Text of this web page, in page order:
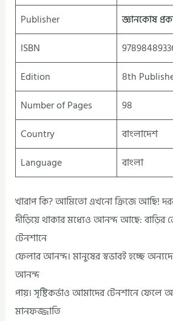
Publisher
জ্ঞানকোষ
ISBN
Edition
8th
Number of Pages
98
Country
বাংলাদেশ
Language
বাংলা
খারাপ কি? আমিতো এখনো ক্রিজে আছি!
দীড়িয়ে থাকার মধ্যেও আনন্দ আছে: বাড়ির
টেনশানে
ফেলার আনন্দ। মানুষের স্বভাবই হচ্ছে
আনন্দ
পায়। সৃষ্টিকর্ভাও আমাদের টেনশানে ফেলে
মানফজ্জাতি